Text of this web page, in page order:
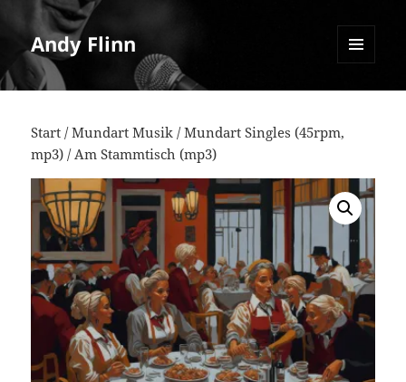
Andy Flinn
Start /Mundart Musik /Mundart Singles (45rpm,
mp3) / Am Stammtisch (mp3)